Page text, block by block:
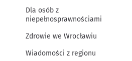
Dla osób z
niepełnosprawnościami
Zdrowie we Wrocławiu
Wiadomości z regionu